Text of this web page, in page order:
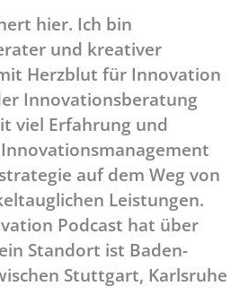
hier. Ich bin
und kreativer
Herzblut für Innovation
Innovationsberatung
viel Erfahrung und
auf dem Weg von
Leistungen.
Podcast hat über
Standort ist Baden-
Stuttgart, Karlsruhe